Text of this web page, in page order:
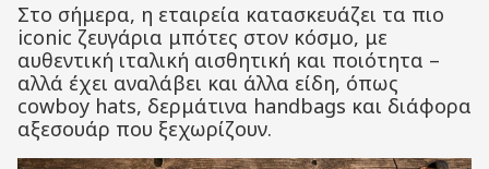
Στο σήμερα, η εταιρεία κατασκευάζει τα πιο
iconic ζευγάρια μπότες στον κόσμο, με
αυθεντική ιταλική αισθητική και ποιότητα –
αλλά έχει αναλάβει και άλλα είδη, όπως
cowboy hats, δερμάτινα handbags και διάφορα
αξεσουάρ που ξεχωρίζουν.